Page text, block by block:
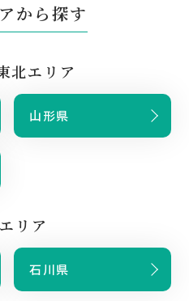
から探す
北エリア
山形県
リア
石川県